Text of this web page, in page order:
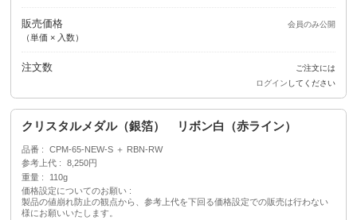
販売価格
（単価 × 入数）
会員のみ公開
注文数
ご注文には
ログイン してください
クリスタルメダル（銀箔） リボン白（赤ライン）
品番
CPM-65-NEW-S ＋ RBN-RW
参考上代
8,250円
重量
110g
価格設定についてのお願い
製品の値崩れ防止の観点から、参考上代を下回る価格設定での販売は行わない
様にお願いいたします。